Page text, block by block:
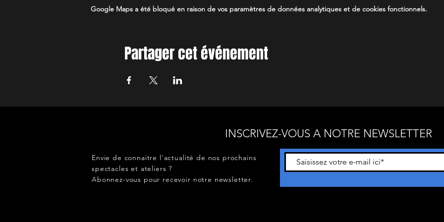
Google Maps a été bloqué en raison de vos paramètres de données analytiques et de cookies fonctionnels.
Partager cet événement
INSCRIVEZ-VOUS A NOTRE NEWSLETTER
Envie de connaitre l'actualité de nos prochains
spectacles et ateliers ?
Abonnez-vous pour recevoir notre newsletter.